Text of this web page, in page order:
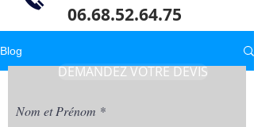
06.68.52.64.75
Blog
DEMANDEZ VOTRE DEVIS
Nom et Prénom